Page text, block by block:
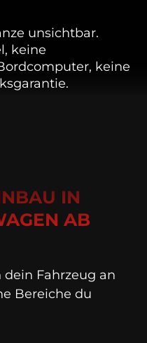
unsichtbar.
keine
keine
IN
AB
Fahrzeug an
Bereiche du